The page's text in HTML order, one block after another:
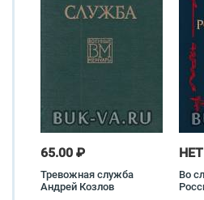
65.00 ₽
Тревожная служба
Андрей Козлов
Во